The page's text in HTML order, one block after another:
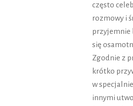
często
rozmowy i
przyjemnie
się
Zgodnie z
krótko
w
innymi